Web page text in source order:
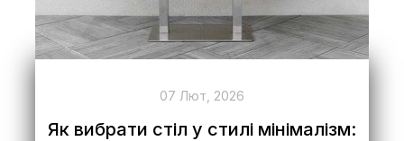
07 Лют, 2026
Як вибрати стіл у стилі мінімалізм: